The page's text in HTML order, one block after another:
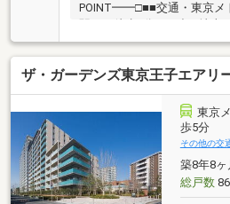
POINT━━□■■交通・東京メ
「3LDK」。■総戸数227戸の
■LDKは約16.0帖。 隣接す
能です。■バルコニーにスロ
入れがしやすい平面駐車場
ィールームなど、共用施設
緒に暮らせます(規約制限有
ブン北区王子5丁目店 徒歩1
一小学校 徒歩5分(約350m)・
分(約80m)
ザ・ガーデンズ東京王子エアリ
東京
歩5分
その他の交
築8年8
総戸数